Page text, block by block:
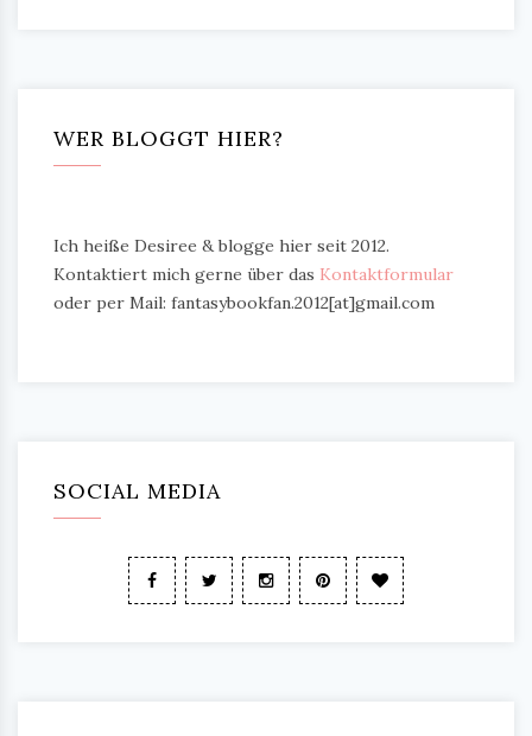
WER BLOGGT HIER?
Ich heiße Desiree & blogge hier seit 2012.
Kontaktiert mich gerne über das Kontaktformular
oder per Mail: fantasybookfan.2012[at]gmail.com
SOCIAL MEDIA